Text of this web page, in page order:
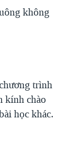
không
trình
kính chào
học khác.